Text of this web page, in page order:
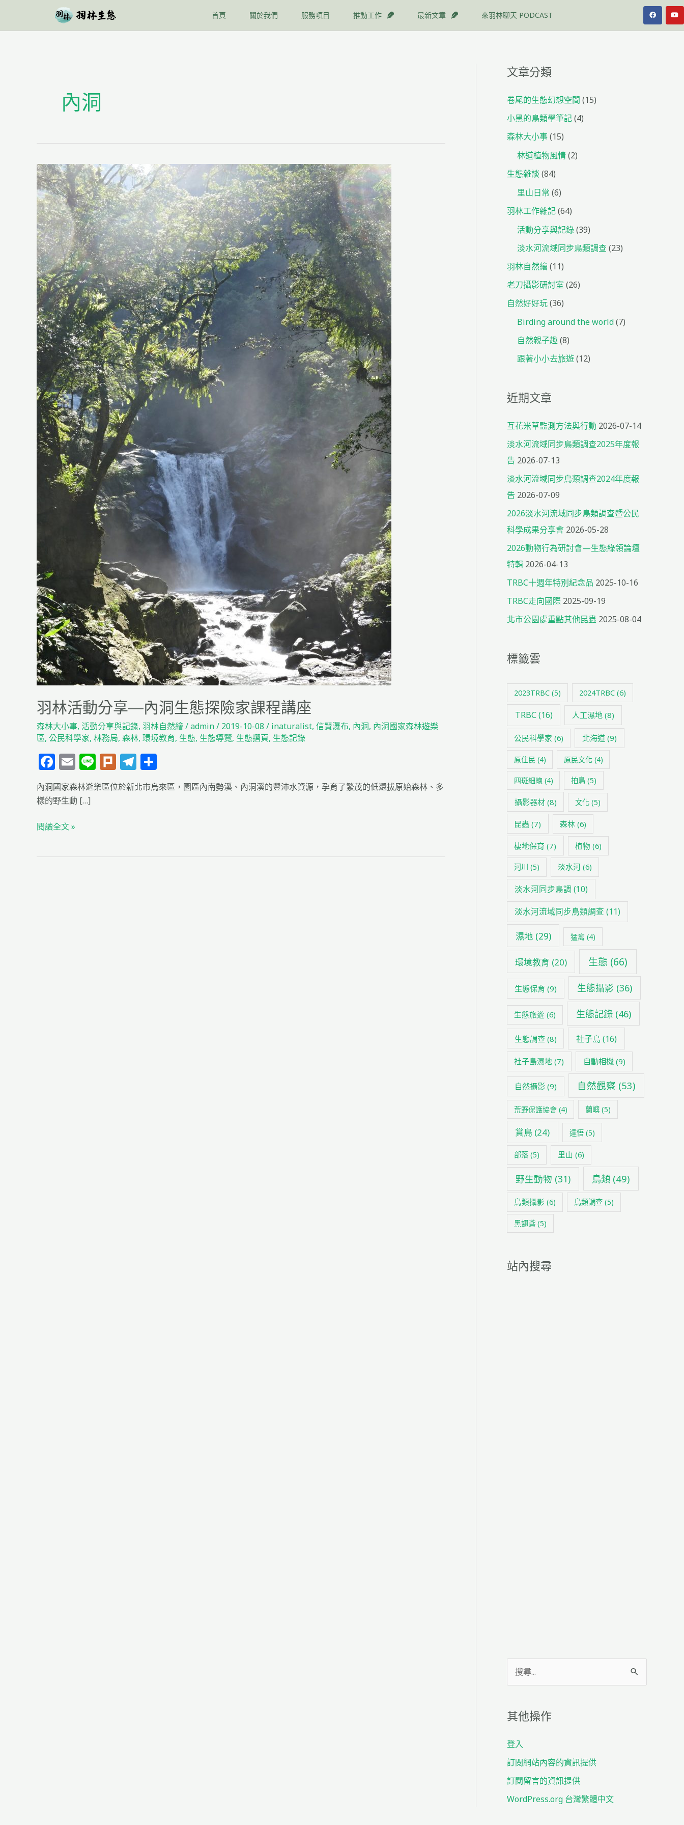
主
首頁 關於我們 服務項目 推動工作 最新文章 來羽林聊天 PODCAST
F
a
Y
o
內洞
羽林活動分享—內洞生態探險家課程講座
森林大小事, 活動分享與記錄, 羽林自然繪/admin/ 2019-10-08 / inaturalist, 信賢瀑布, 內洞, 內洞國家森林遊樂
區, 公民科學家, 林務局, 森林, 環境教育, 生態, 生態導覽, 生態摺頁, 生態記錄
F
a
c
e
b
o
E
m
ai
l
Li
n
e
Pl
u
rk
T
el
e
享
內洞國家森林遊樂區位於新北市烏來區，園區內南勢溪、內洞溪的豐沛水資源，孕育了繁茂的低還拔原始森林、多
樣的野生動 […]
羽
林
活
動
分
享
—
內
洞
生
態
探
險
家
課
程
講
座
閱讀全文 »
文章分類
卷尾的生態幻想空間 (15)
小黑的鳥類學筆記(4)
森林大小事(15)
林道植物風情(2)
生態雜談 (84)
里山日常 (6)
羽林工作雜記(64)
活動分享與記錄(39)
淡水河流域同步鳥類調查(23)
羽林自然繪(11)
老刀攝影研討室 (26)
自然好好玩(36)
Birding around the world(7)
自然親子趣(8)
跟著小小去旅遊(12)
近期文章
互花米草監測方法與行動 2026-07-14
淡水河流域同步鳥類調查2025年度報
告 2026-07-13
淡水河流域同步鳥類調查2024年度報
告 2026-07-09
2026淡水河流域同步鳥類調查暨公民
科學成果分享會 2026-05-28
2026動物行為研討會—生態綠領論壇
特輯 2026-04-13
TRBC十週年特別紀念品 2025-10-16
TRBC走向國際 2025-09-19
北市公園處重點其他昆蟲 2025-08-04
標籤雲
2023TRBC(5) 2024TRBC (6)
TRBC(16) 人工濕地 (8)
公民科學家 (6) 北海道 (9)
原住民 (4) 原民文化(4)
四斑細蟌 (4) 拍鳥 (5)
攝影器材(8) 文化 (5)
昆蟲 (7) 森林 (6)
棲地保育 (7) 植物 (6)
河川 (5) 淡水河 (6)
淡水河同步鳥調 (10)
淡水河流域同步鳥類調查 (11)
濕地(29) 猛禽 (4)
環境教育 (20) 生態 (66)
生態保育(9) 生態攝影 (36)
生態旅遊 (6) 生態記錄(46)
生態調查(8) 社子島(16)
社子島濕地 (7) 自動相機(9)
自然攝影(9) 自然觀察 (53)
荒野保護協會(4) 蘭嶼 (5)
賞鳥 (24) 達悟(5)
部落(5) 里山 (6)
野生動物 (31) 鳥類 (49)
鳥類攝影 (6) 鳥類調查 (5)
黑翅鳶(5)
站內搜尋
鍵
字
其他操作
登入
訂閱網站內容的資訊提供
訂閱留言的資訊提供
WordPress.org 台灣繁體中文